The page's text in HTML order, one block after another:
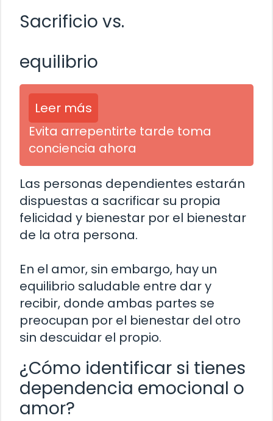
Sacrificio vs.
equilibrio
Leer más
Evita arrepentirte tarde toma
conciencia ahora
Las personas dependientes estarán
dispuestas a sacrificar su propia
felicidad y bienestar por el bienestar
de la otra persona.
En el amor, sin embargo, hay un
equilibrio saludable entre dar y
recibir, donde ambas partes se
preocupan por el bienestar del otro
sin descuidar el propio.
¿Cómo identificar si tienes
dependencia emocional o
amor?